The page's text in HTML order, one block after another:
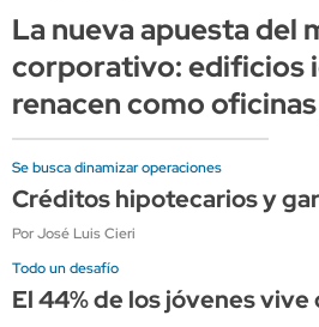
La nueva apuesta del
corporativo: edificios
renacen como
Se busca dinamizar operaciones
Créditos hipotecarios y
Por José Luis Cieri
Todo un desafío
El 44% de los jóvenes